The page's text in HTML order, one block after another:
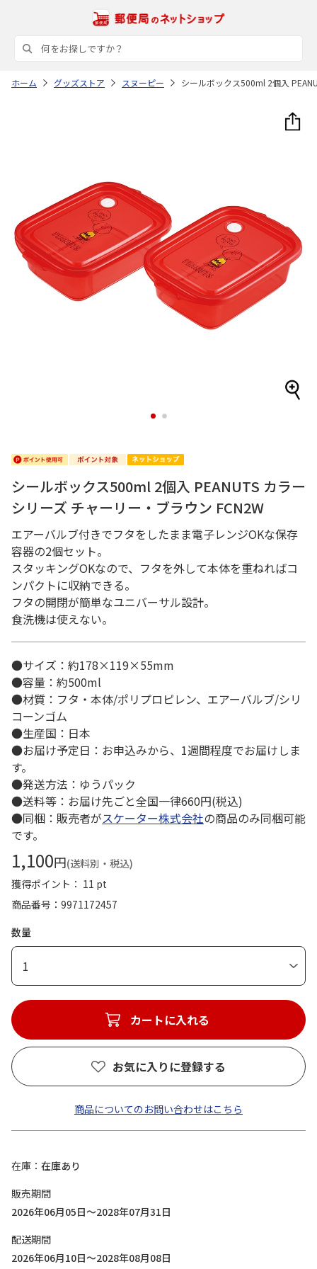
ホーム グッズストア スヌーピー シールボックス500ml 2個入
1 2
シールボックス500ml 2個入 PEANUTS カラー
シリーズ チャーリー・ブラウン FCN2W
エアーバルブ付きでフタをしたまま電子レンジOKな保存
容器の2個セット。
スタッキングOKなので、フタを外して本体を重ねればコ
ンパクトに収納できる。
フタの開閉が簡単なユニバーサル設計。
食洗機は使えない。
●サイズ：約178×119×55mm
●容量：約500ml
●材質：フタ・本体/ポリプロピレン、エアーバルブ/シリ
コーンゴム
●生産国：日本
●お届け予定日：お申込みから、1週間程度でお届けしま
す。
●発送方法：ゆうパック
●送料等：お届け先ごと全国一律660円(税込)
●同梱：販売者がスケーター株式会社の商品のみ同梱可能
です。
1,100円(送料別・税込)
獲得ポイント： 11 pt
商品番号
9971172457
数量
1
カートに入れる
お気に入りに登録する
商品についてのお問い合わせはこちら
在庫
在庫あり
販売期間
2026年06月05日～2028年07月31日
配送期間
2026年06月10日～2028年08月08日